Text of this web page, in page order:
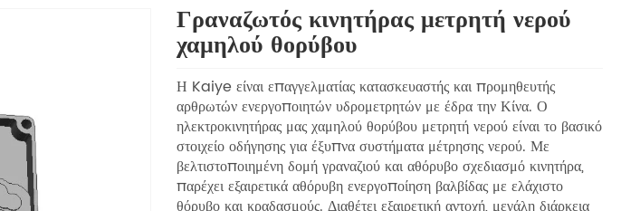
Γραναζωτός κινητήρας μετρητή νερού
χαμηλού θορύβου
Η Kaiye είναι επαγγελματίας κατασκευαστής και προμηθευτής
αρθρωτών ενεργοποιητών υδρομετρητών με έδρα την Κίνα. Ο
ηλεκτροκινητήρας μας χαμηλού θορύβου μετρητή νερού είναι το βασικό
στοιχείο οδήγησης για έξυπνα συστήματα μέτρησης νερού. Με
βελτιστοποιημένη δομή γραναζιού και αθόρυβο σχεδιασμό κινητήρα,
παρέχει εξαιρετικά αθόρυβη ενεργοποίηση βαλβίδας με ελάχιστο